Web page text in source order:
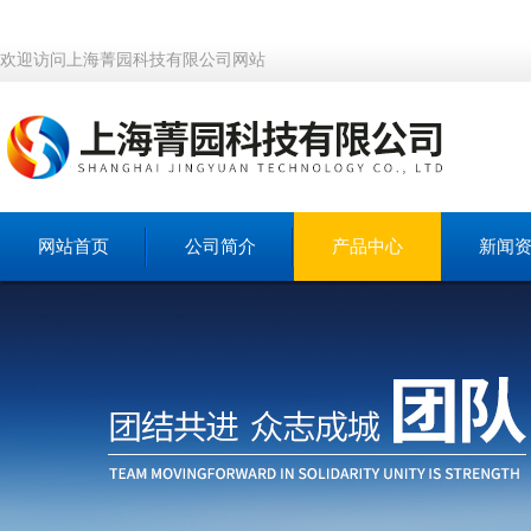
欢迎访问上海菁园科技有限公司网站
网站首页 公司简介 产品中心 新闻